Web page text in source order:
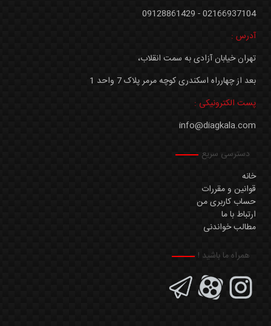
02166937104 - 09128861429
آدرس :
تهران خیابان آزادی به سمت انقلاب،
بعد از چهارراه اسکندری کوچه مرمر پلاک 7 واحد 1
پست الکترونیکی :
info@diagkala.com
دسترسی سریع
خانه
قوانین و مقررات
حساب کاربری من
ارتباط با ما
مطالب خواندنی
همراه ما باشید !